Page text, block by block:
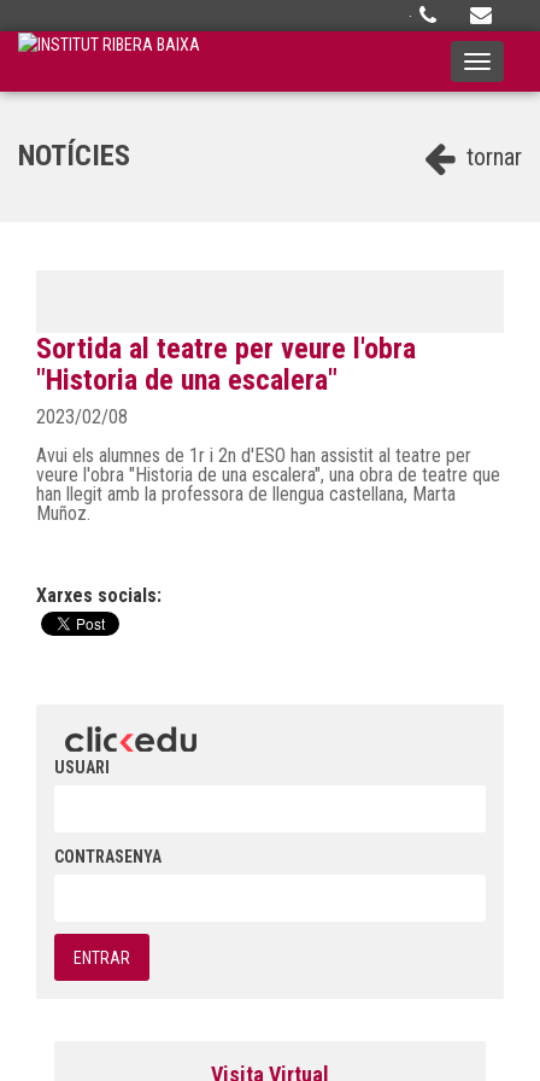
·
Toggle
tornar
NOTÍCIES
Sortida al teatre per veure l'obra
"Historia de una escalera"
2023/02/08
Avui els alumnes de 1r i 2n d'ESO han assistit al teatre per
veure l'obra "Historia de una escalera", una obra de teatre que
han llegit amb la professora de llengua castellana, Marta
Muñoz.
Xarxes socials:
USUARI
CONTRASENYA
Visita Virtual